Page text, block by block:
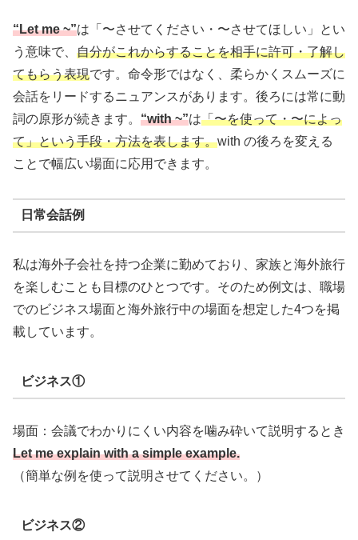
“Let me ~”は「〜させてください・〜させてほしい」とい
う意味で、 自分がこれからすることを相手に許可・了解し
てもらう表現です。命令形ではなく、柔らかくスムーズに
会話をリードするニュアンスがあります。後ろには常に動
詞の原形が続きます。 “with ~”は「〜を使って・〜によっ
て」という手段・方法を表します。with の後ろを変える
ことで幅広い場面に応用できます。
日常会話例
私は海外子会社を持つ企業に勤めており、家族と海外旅行
を楽しむことも目標のひとつです。そのため例文は、職場
でのビジネス場面と海外旅行中の場面を想定した4つを掲
載しています。
ビジネス①
場面：会議でわかりにくい内容を噛み砕いて説明するとき
Let me explain with a simple example.
（簡単な例を使って説明させてください。）
ビジネス②